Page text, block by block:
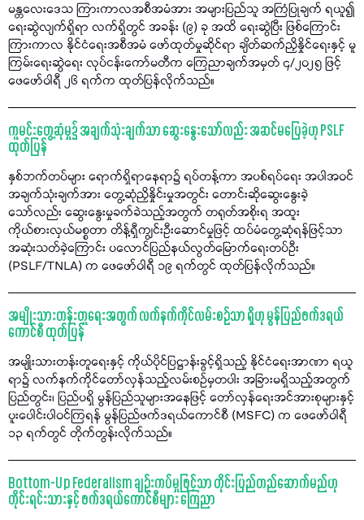
မန္တလေးဒေသ ကြားကာလအစီအမံအား အများပြည်သူ အကြံပြုချက် ရယူ၍
ရေးဆွဲလျက်ရှိရာ လက်ရှိတွင် အခန်း (၉) ခု အထိ ရေးဆွဲပြီး ဖြစ်ကြောင်း
ကြားကာလ နိုင်ငံရေးအစီအမံ ဖော်ထုတ်မှုဆိုင်ရာ ချိတ်ဆက်ညှိနှိုင်ရေးနှင့် မူ
ကြမ်းရေးဆွဲရေး လုပ်ငန်းကော်မတီက ကြေညာချက်အမှတ် ၄/၂၀၂၅ ဖြင့်
ဖေဖော်ဝါရီ ၂၆ ရက်က ထုတ်ပြန်လိုက်သည်။
ကူမင်းတွေ့ဆုံမှု၌ အချက်သုံးချက်သာ ဆွေးနွေးသော်လည်း အဆင်မပြေခဲ့ဟု PSLF
ထုတ်ပြန်
နှစ်ဘက်တပ်များ ရောက်ရှိရာနေရာ၌ ရပ်တန့်ကာ အပစ်ရပ်ရေး အပါအဝင်
အချက်သုံးချက်အား တွေ့ဆုံညှိနှိုင်းမှုအတွင်း တောင်းဆိုဆွေးနွေးခဲ့
သော်လည်း ဆွေးနွေးမှုခက်ခဲသည့်အတွက် တရုတ်အစိုးရ အထူး
ကိုယ်စားလှယ်မစ္စတာ တိန့်ရှီကျွင်းဦးဆောင်မှုဖြင့် ထပ်မံတွေ့ဆုံရန်ဖြင့်သာ
အဆုံးသတ်ခဲ့ကြောင်း ပလောင်ပြည်နယ်လွတ်မြောက်ရေးတပ်ဦး
(PSLF/TNLA) က ဖေဖော်ဝါရီ ၁၉ ရက်တွင် ထုတ်ပြန်လိုက်သည်။
အမျိုးသားတန်းတူရေးအတွက် လက်နက်ကိုင်လမ်းစဉ်သာ ရှိဟု မွန်ပြည်ဖက်ဒရယ်
ကောင်စီ ထုတ်ပြန်
အမျိုးသားတန်းတူရေးနှင့် ကိုယ်ပိုင်ပြဋ္ဌာန်းခွင့်ရှိသည့် နိုင်ငံရေးအာဏာ ရယူ
ရာ၌ လက်နက်ကိုင်တော်လှန်သည့်လမ်းစဉ်မှတပါး အခြားမရှိသည့်အတွက်
ပြည်တွင်း၊ ပြည်ပရှိ မွန်ပြည်သူများအနေဖြင့် တော်လှန်ရေးအင်အားစုများနှင့်
ပူးပေါင်းပါဝင်ကြရန် မွန်ပြည်ဖက်ဒရယ်ကောင်စီ (MSFC) က ဖေဖော်ဝါရီ
၁၃ ရက်တွင် တိုက်တွန်းလိုက်သည်။
Bottom-Up Federalism ချဉ်းကပ်မှုဖြင့်သာ တိုင်းပြည်တည်ဆောက်မည်ဟု
တိုင်းရင်းသားနှင့် ဖက်ဒရယ်ကောင်စီများ ကြေညာ